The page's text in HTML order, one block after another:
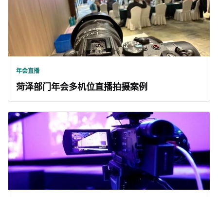
年会直播
菏泽部门年会多机位直播拍摄案例